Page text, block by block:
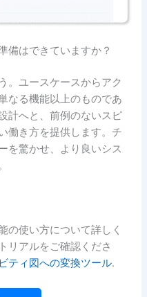
備はできていますか？
。ユースケースからアク
なる機能以上のものであ
計へと、前例のないスピ
働き方を提供します。チ
を驚かせ、より良いシス
の使い方について詳しく
リアルをご確認くださ
ティ図への変換ツール.